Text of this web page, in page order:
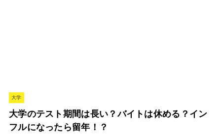
大学
大学のテスト期間は長い？バイトは休める？イン
フルになったら留年！？